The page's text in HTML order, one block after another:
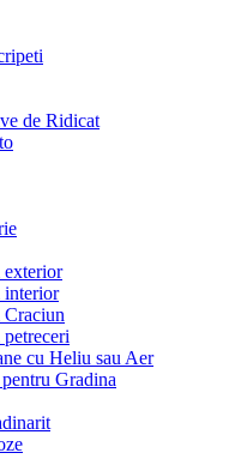
de Ridicat
interior
cu Heliu sau Aer
Gradina